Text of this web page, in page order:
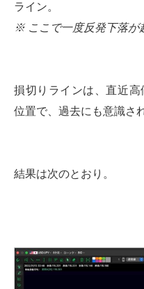
ライン。
※ ここで一度反発下落が
損切りラインは、直近
位置で、過去にも意識さ
結果は次のとおり。